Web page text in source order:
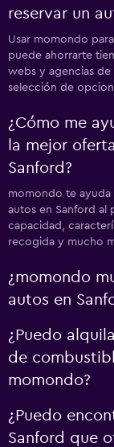
reservar un
Usar momondo
puede ahorrarte
webs y agencias
selección de
¿Cómo me
la mejor
Sanford?
momondo te ayuda
autos en Sanford al
capacidad,
recogida y mucho
¿momondo
autos en
¿Puedo
de
momondo?
¿Puedo
Sanford que